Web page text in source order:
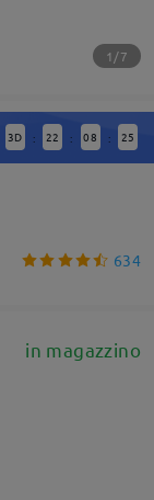
1/7
3D : 22 : 08 : 24
634
in magazzino